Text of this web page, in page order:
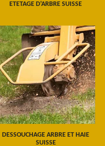
ETETAGE D'ARBRE SUISSE
DESSOUCHAGE ARBRE ET HAIE
SUISSE